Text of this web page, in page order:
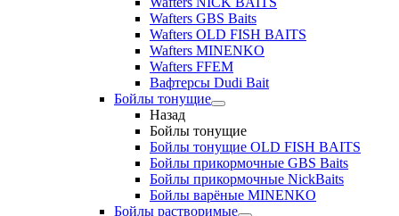
Wafters GBS Baits
Wafters OLD FISH BAITS
Wafters MINENKO
Wafters FFEM
Вафтерсы Dudi Bait
Бойлы тонущие
Назад
Бойлы тонущие
Бойлы тонущие OLD FISH BAITS
Бойлы прикормочные GBS Baits
Бойлы прикормочные NickBaits
Бойлы варёные MINENKO
Бойлы растворимые